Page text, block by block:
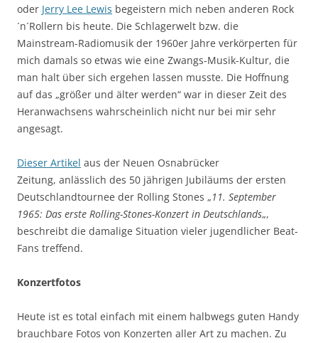
oder Jerry Lee Lewis begeistern mich neben anderen Rock
´n´Rollern bis heute. Die Schlagerwelt bzw. die
Mainstream-Radiomusik der 1960er Jahre verkörperten für
mich damals so etwas wie eine Zwangs-Musik-Kultur, die
man halt über sich ergehen lassen musste. Die Hoffnung
auf das „größer und älter werden“ war in dieser Zeit des
Heranwachsens wahrscheinlich nicht nur bei mir sehr
angesagt.
Dieser Artikel aus der Neuen Osnabrücker
Zeitung, anlässlich des 50 jährigen Jubiläums der ersten
Deutschlandtournee der Rolling Stones „11. September
1965: Das erste Rolling-Stones-Konzert in Deutschlands„,
beschreibt die damalige Situation vieler jugendlicher Beat-
Fans treffend.
Konzertfotos
Heute ist es total einfach mit einem halbwegs guten Handy
brauchbare Fotos von Konzerten aller Art zu machen. Zu